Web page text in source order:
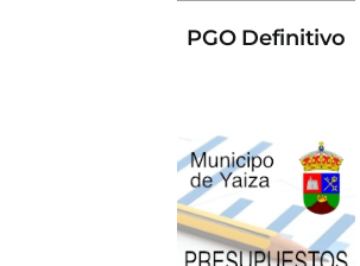
PGO Definitivo